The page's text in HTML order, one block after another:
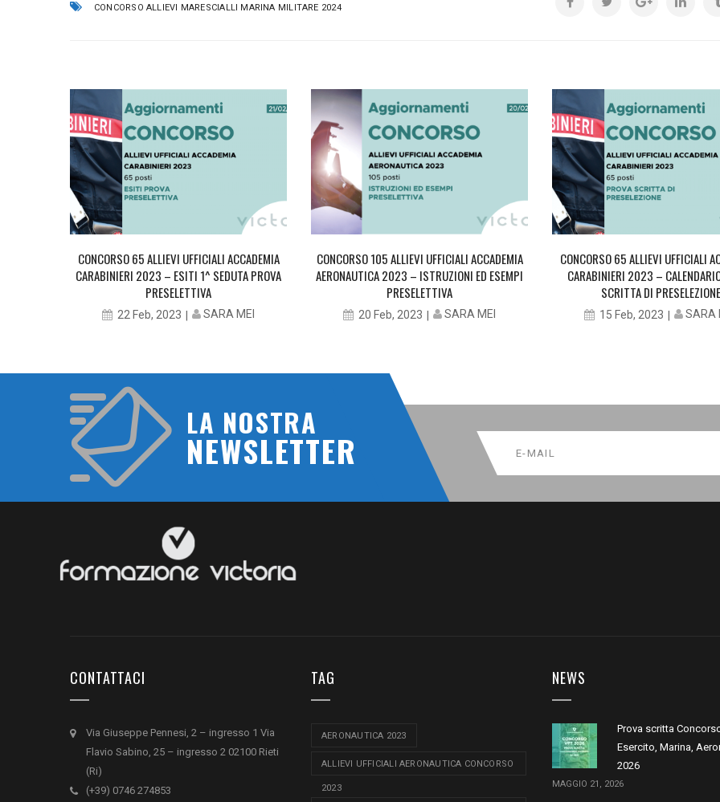
CONCORSO ALLIEVI MARESCIALLI MARINA MILITARE 2024
CONCORSO 65 ALLIEVI UFFICIALI ACCADEMIA
CARABINIERI 2023 – ESITI 1^ SEDUTA PROVA
PRESELETTIVA
22 Feb, 2023 SARA MEI
CONCORSO 105 ALLIEVI UFFICIALI ACCADEMIA
AERONAUTICA 2023 – ISTRUZIONI ED ESEMPI
PRESELETTIVA
20 Feb, 2023 SARA MEI
CONCORSO 65 ALLIEVI UFFICIALI
CARABINIERI 2023 –
SCRITTA DI PRESELEZIONE
15 Feb, 2023 SARA
LA NOSTRA
NEWSLETTER
CONTATTACI
Via Giuseppe Pennesi, 2 – ingresso 1 Via
Flavio Sabino, 25 – ingresso 2 02100 Rieti
(Ri)
(+39) 0746 274853
TAG
AERONAUTICA 2023
ALLIEVI UFFICIALI AERONAUTICA CONCORSO
2023
NEWS
Prova scritta
Esercito, Marina,
2026
MAGGIO 21, 2026